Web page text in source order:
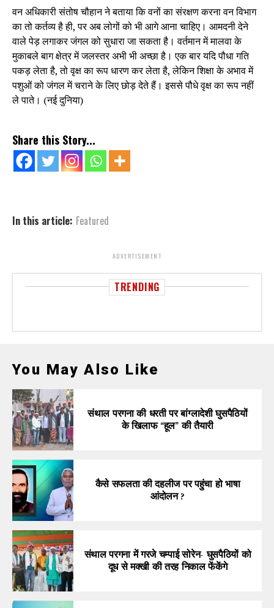
वन अधिकारी संतोष चौहान ने बताया कि वनों का संरक्षण करना वन विभाग
का तो कर्तव्य है ही, पर अब लोगों को भी आगे आना चाहिए। आमदनी देने
वाले पेड़ लगाकर जंगल को सुधारा जा सकता है। वर्तमान में मालवा के
मुकाबले बाग क्षेत्र में जलस्तर अभी भी अच्छा है। एक बार यदि पौधा गति
पकड़ लेता है, तो वृक्ष का रूप धारण कर लेता है, लेकिन शिक्षा के अभाव में
पशुओं को जंगल में चराने के लिए छोड़ देते हैं। इससे पौधे वृक्ष का रूप नहीं
ले पाते। (नई दुनिया)
Share this Story...
In this article: Featured
ADVERTISEMENT
TRENDING
You May Also Like
संथाल परगना की धरती पर बांग्लादेशी घुसपैठियों
के खिलाफ “हूल” की तैयारी
कैसे सफलता की दहलीज पर पहुंचा हो भाषा
आंदोलन ?
संथाल परगना में गरजे चम्पाई सोरेन- घुसपैठियों को
दूध से मक्खी की तरह निकाल फेंकेंगे